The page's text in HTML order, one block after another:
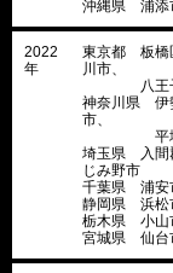
沖縄県 浦添
2022
年
東京都 板橋
川市、
八王子
神奈川県 伊
市、
平塚市
埼玉県 入間
じみ野市
千葉県 浦安
静岡県 浜松
栃木県 小山
宮城県 仙台